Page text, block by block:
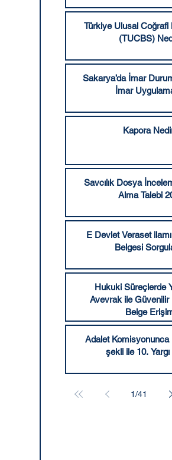
Türkiye Ulusal Coğrafi
(TUCBS)
Sakarya’da İmar
İmar
Kapora
Savcılık Dosya
Alma Talebi
E Devlet Veraset
Belgesi
Hukuki Süreçlerde
Avevrak ile Güvenilir
Belge
Adalet Komisyonunca
şekli ile 10.
1/41